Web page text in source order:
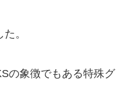
。
の象徴でもある特殊グ